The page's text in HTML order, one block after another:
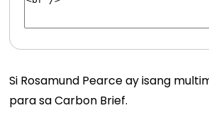
Si Rosamund Pearce ay isang
para sa Carbon Brief.